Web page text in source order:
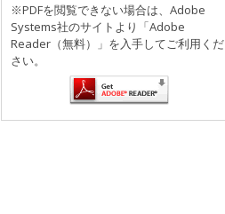
※PDFを閲覧できない場合は、Adobe
Systems社のサイトより「Adobe
Reader（無料）」を入手してご利用くだ
さい。